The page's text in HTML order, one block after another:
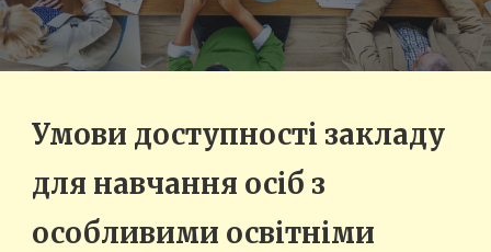
Умови доступності закладу
для навчання осіб з
особливими освітніми